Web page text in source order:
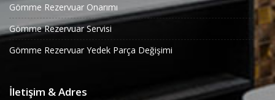
Gömme Rezervuar Onarımı
Gömme Rezervuar Servisi
Gömme Rezervuar Yedek Parça Değişimi
İletişim & Adres